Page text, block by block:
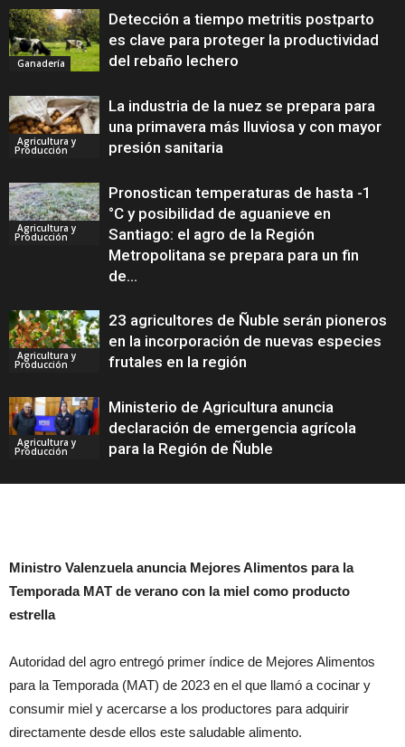
Ganadería
Detección a tiempo metritis postparto
es clave para proteger la productividad
del rebaño lechero
Agricultura y
Producción
La industria de la nuez se prepara para
una primavera más lluviosa y con mayor
presión sanitaria
Agricultura y
Producción
Pronostican temperaturas de hasta -1
°C y posibilidad de aguanieve en
Santiago: el agro de la Región
Metropolitana se prepara para un fin
de...
Agricultura y
Producción
23 agricultores de Ñuble serán pioneros
en la incorporación de nuevas especies
frutales en la región
Agricultura y
Producción
Ministerio de Agricultura anuncia
declaración de emergencia agrícola
para la Región de Ñuble
Ministro Valenzuela anuncia Mejores Alimentos para la
Temporada MAT de verano con la miel como producto
estrella
Autoridad del agro entregó primer índice de Mejores Alimentos
para la Temporada (MAT) de 2023 en el que llamó a cocinar y
consumir miel y acercarse a los productores para adquirir
directamente desde ellos este saludable alimento.